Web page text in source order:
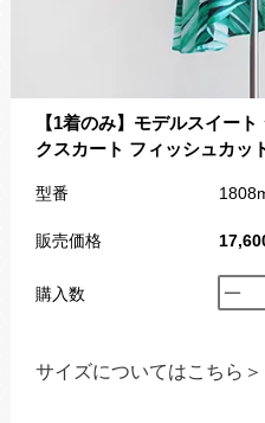
【1着のみ】モデルスイー
クスカート フィッシュカッ
型番
販売価格
購入数
サイズについてはこちら＞